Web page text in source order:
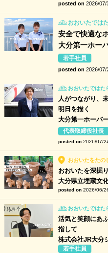
posted on 2026/07/
おおいたでは
安全で快適な
大分第一ホー
若手社員
posted on 2026/07/
おおいたではた
人がつながり、
明日を描く
大分第一ホーバ
代表取締役社長
posted on 2026/07/
おおいたをたの
おおいたを深掘
大分県立埋蔵文
posted on 2026/06/
おおいたではた
活気と笑顔にあ
指して
株式会社JR大分
若手社員